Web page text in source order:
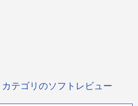
カテゴリのソフトレビュー